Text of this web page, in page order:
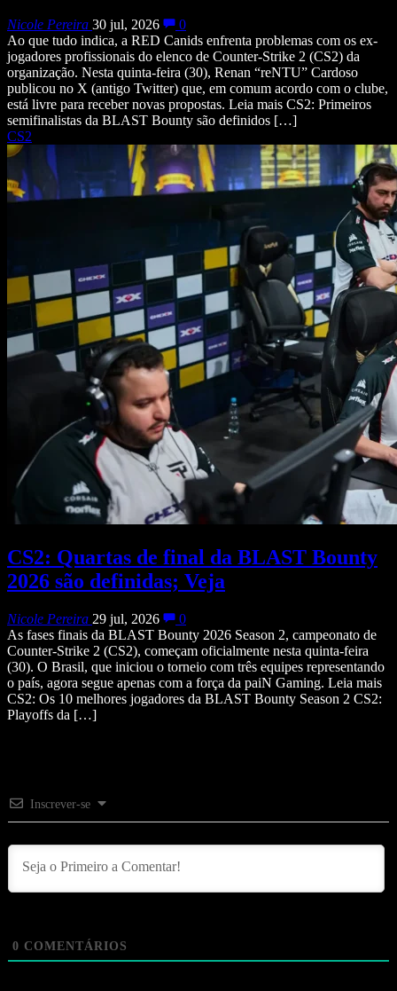
Nicole Pereira 30 jul, 2026
0
Ao que tudo indica, a RED Canids enfrenta problemas com os ex-
jogadores profissionais do elenco de Counter-Strike 2 (CS2) da
organização. Nesta quinta-feira (30), Renan “reNTU” Cardoso
publicou no X (antigo Twitter) que, em comum acordo com o clube,
está livre para receber novas propostas. Leia mais CS2: Primeiros
semifinalistas da BLAST Bounty são definidos […]
CS2
CS2: Quartas de final da BLAST Bounty
2026 são definidas; Veja
Nicole Pereira 29 jul, 2026
0
As fases finais da BLAST Bounty 2026 Season 2, campeonato de
Counter-Strike 2 (CS2), começam oficialmente nesta quinta-feira
(30). O Brasil, que iniciou o torneio com três equipes representando
o país, agora segue apenas com a força da paiN Gaming. Leia mais
CS2: Os 10 melhores jogadores da BLAST Bounty Season 2 CS2:
Playoffs da […]
Inscrever-se
0 COMENTÁRIOS